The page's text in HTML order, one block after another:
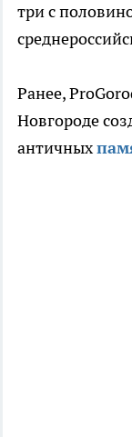
три с
Ранее,
Новгороде
античных